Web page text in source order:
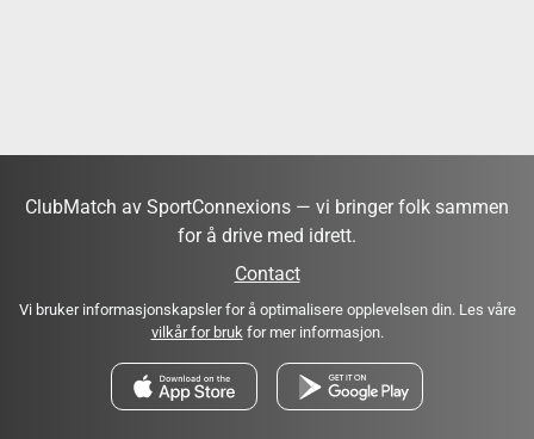
ClubMatch av SportConnexions — vi bringer folk sammen
for å drive med idrett.
Contact
Vi bruker informasjonskapsler for å optimalisere opplevelsen din. Les våre
vilkår for brukfor mer informasjon.